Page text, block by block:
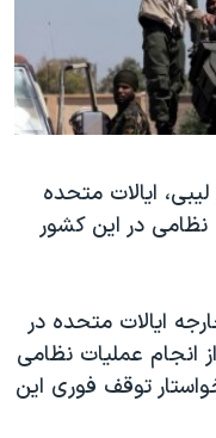
ایالات متحده
نظامی در این کشور
ایالات متحده در
انجام عملیات نظامی
توقف فوری این